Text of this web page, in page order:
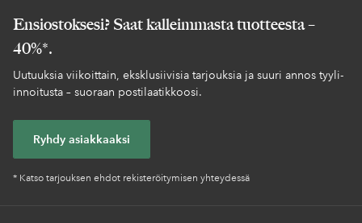
Ensiostoksesi? Saat kalleimmasta tuotteesta –
40%*.
Uutuuksia viikoittain, eksklusiivisia tarjouksia ja suuri annos tyyli-
innoitusta – suoraan postilaatikkoosi.
Ryhdy asiakkaaksi
* Katso tarjouksen ehdot rekisteröitymisen yhteydessä